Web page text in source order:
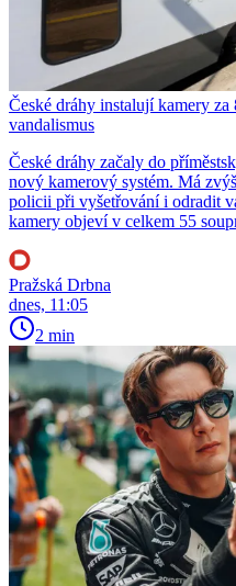
České dráhy instalují kamery
vandalismus
České dráhy začaly do
nový kamerový systém. Má
policii při vyšetřování i odradit
kamery objeví v celkem 55
Pražská Drbna
dnes, 11:05
2 min